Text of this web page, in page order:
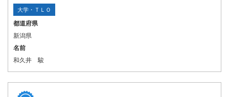
大学・ＴＬＯ
都道府県
新潟県
名前
和久井 駿